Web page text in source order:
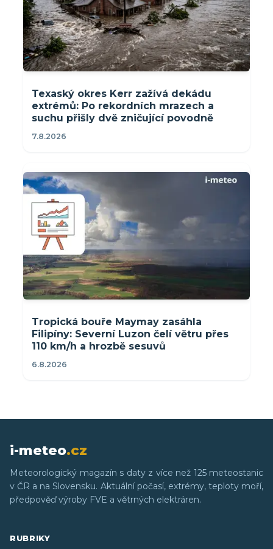
Texaský okres Kerr zažívá dekádu
extrémů: Po rekordních mrazech a
suchu přišly dvě zničující povodně
7.8.2026
Tropická bouře Maymay zasáhla
Filipíny: Severní Luzon čelí větru přes
110 km/h a hrozbě sesuvů
6.8.2026
i-meteo.cz
Meteorologický magazín s daty z více než 125 meteostanic
v ČR a na Slovensku. Aktuální počasí, extrémy, teploty moří,
předpověď výroby FVE a větrných elektráren.
RUBRIKY